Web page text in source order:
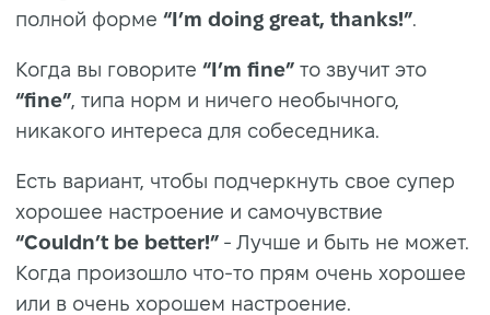
полной форме “I’m doing great, thanks!”.
Когда вы говорите “I’m fine” то звучит это
“fine”, типа норм и ничего необычного,
никакого интереса для собеседника.
Есть вариант, чтобы подчеркнуть свое супер
хорошее настроение и самочувствие
“Couldn’t be better!” - Лучше и быть не может.
Когда произошло что-то прям очень хорошее
или в очень хорошем настроение.